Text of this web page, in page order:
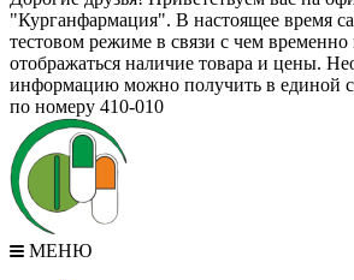
"Курганфармация". В настоящее время
тестовом режиме в связи с чем временно
отображаться наличие товара и цены.
информацию можно получить в единой
по номеру 410-010
МЕНЮ